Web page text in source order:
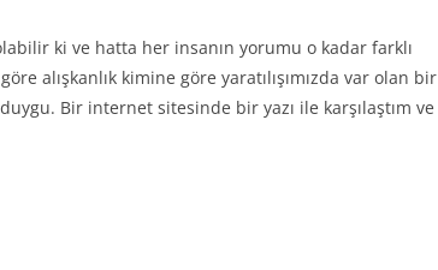
ki ve hatta her insanın yorumu o kadar farklı
alışkanlık kimine göre yaratılışımızda var olan bir
Bir internet sitesinde bir yazı ile karşılaştım ve